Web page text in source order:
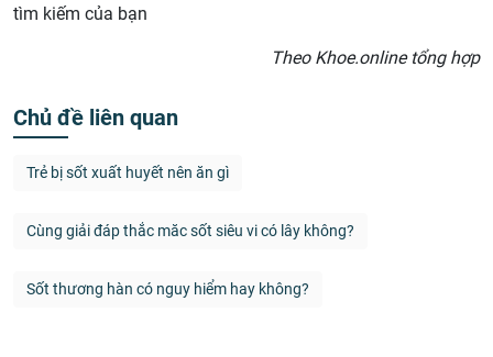
tìm kiếm của bạn
Theo Khoe.online tổng hợp
Chủ đề liên quan
Trẻ bị sốt xuất huyết nên ăn gì
Cùng giải đáp thắc măc sốt siêu vi có lây không?
Sốt thương hàn có nguy hiểm hay không?